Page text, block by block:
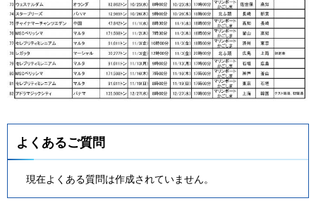
よくあるご質問
現在よくある質問は作成されていません。